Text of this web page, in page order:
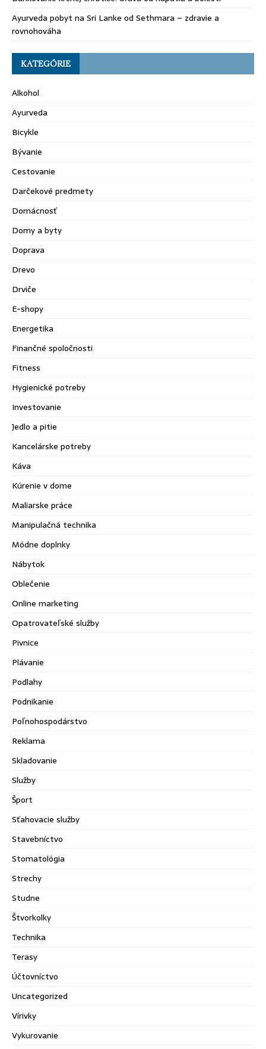
Ayurveda pobyt na Sri Lanke od Sethmara – zdravie a
rovnohováha
KATEGÓRIE
Alkohol
Ayurveda
Bicykle
Bývanie
Cestovanie
Darčekové predmety
Domácnosť
Domy a byty
Doprava
Drevo
Drviče
E-shopy
Energetika
Finančné spoločnosti
Fitness
Hygienické potreby
Investovanie
Jedlo a pitie
Kancelárske potreby
Káva
Kúrenie v dome
Maliarske práce
Manipulačná technika
Módne doplnky
Nábytok
Oblečenie
Online marketing
Opatrovateľské služby
Pivnice
Plávanie
Podlahy
Podnikanie
Poľnohospodárstvo
Reklama
Skladovanie
Služby
Šport
Sťahovacie služby
Stavebníctvo
Stomatológia
Strechy
Studne
Štvorkolky
Technika
Terasy
Účtovníctvo
Uncategorized
Vírivky
Vykurovanie